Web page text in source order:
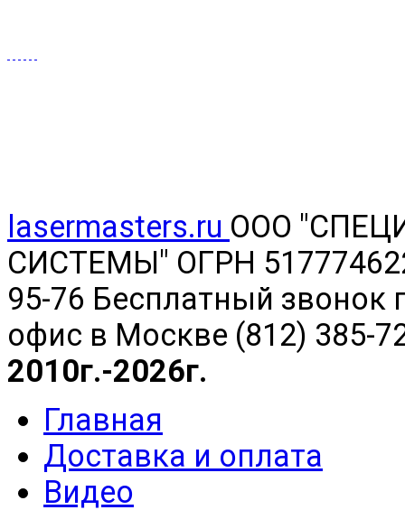
lasermasters.ru ООО "
СИСТЕМЫ" ОГРН
95-76 Бесплатный звонок
офис в Москве (812) 385-
2010г.-2026г.
Главная
Доставка и оплата
Видео